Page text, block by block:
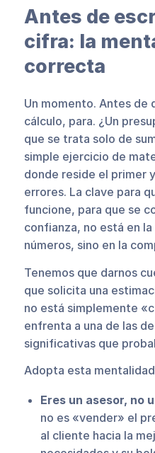
Antes de
cifra: la
correcta
Un momento. Antes de
cálculo, para. ¿Un
que se trata solo de
simple ejercicio de
donde reside el primer
errores. La clave para
funcione, para que se
confianza, no está en
números, sino en la
Tenemos que darnos
que solicita una
no está simplemente
enfrenta a una de las
significativas que
Adopta esta
Eres un asesor, no
no es «vender» el
al cliente hacia la